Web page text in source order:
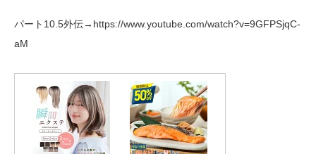
パート10.5外伝→https://www.youtube.com/watch?v=9GFPSjqC-
aM